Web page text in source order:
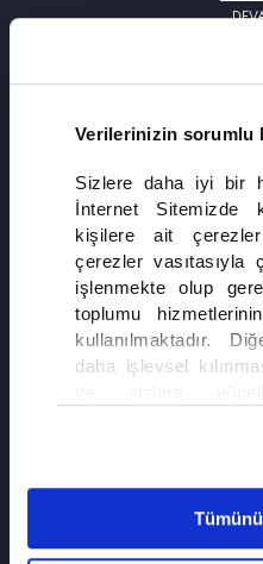
Verilerinizin sorumlu
Sizlere daha iyi bir
İnternet Sitemizde
kişilere ait çerezler
çerezler vasıtasıyla
işlenmekte olup
toplumu
kullanılmaktadır.
daha işlevsel
olarak açık rızanız
detaylı bilgi için
Çerez